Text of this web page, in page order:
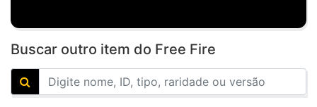
Buscar outro item do Free Fire